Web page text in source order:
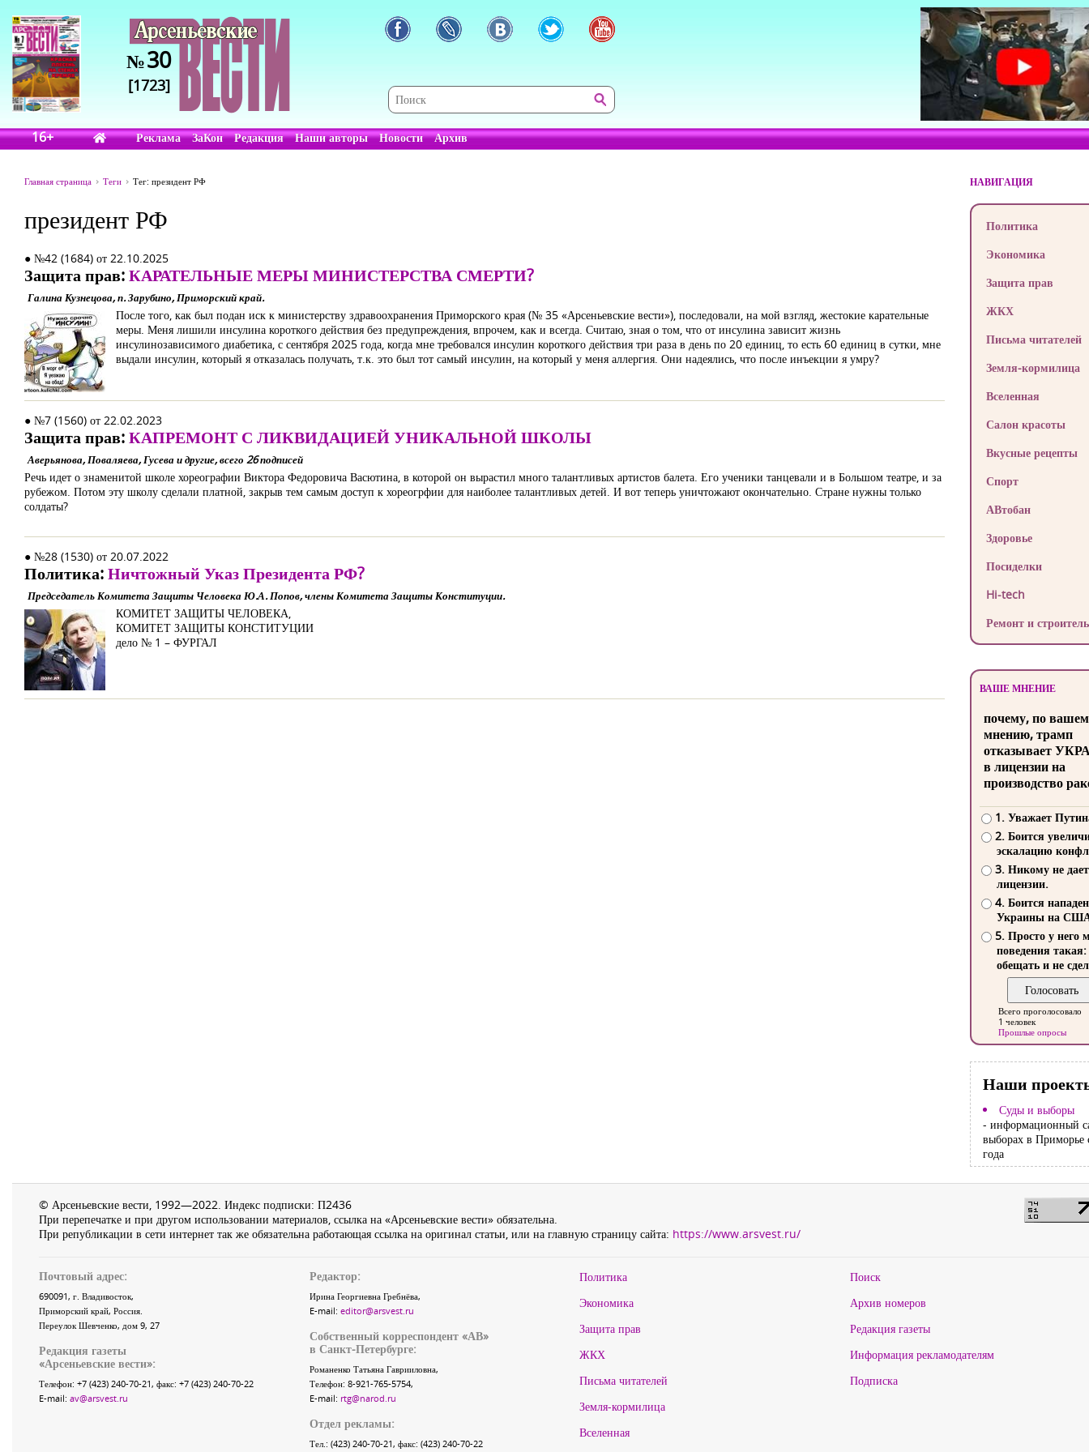
№30
[1723]
16+ Реклама ЗаКон Редакция Наши авторы Новости Архив
Главная страница Теги Тег: президент РФ
президент РФ
● №42 (1684) от 22.10.2025
Защита прав:КАРАТЕЛЬНЫЕ МЕРЫ МИНИСТЕРСТВА СМЕРТИ?
Галина Кузнецова, п. Зарубино, Приморский край.
После того, как был подан иск к министерству здравоохранения Приморского края (№ 35 «Арсеньевские вести»), последовали, на мой взгляд, жестокие карательные
меры. Меня лишили инсулина короткого действия без предупреждения, впрочем, как и всегда. Считаю, зная о том, что от инсулина зависит жизнь
инсулинозависимого диабетика, с сентября 2025 года, когда мне требовался инсулин короткого действия три раза в день по 20 единиц, то есть 60 единиц в сутки, мне
выдали инсулин, который я отказалась получать, т.к. это был тот самый инсулин, на который у меня аллергия. Они надеялись, что после инъекции я умру?
● №7 (1560) от 22.02.2023
Защита прав:КАПРЕМОНТ С ЛИКВИДАЦИЕЙ УНИКАЛЬНОЙ ШКОЛЫ
Аверьянова, Поваляева, Гусева и другие, всего 26 подписей
Речь идет о знаменитой школе хореографии Виктора Федоровича Васютина, в которой он вырастил много талантливых артистов балета. Его ученики танцевали и в Большом театре, и за
рубежом. Потом эту школу сделали платной, закрыв тем самым доступ к хореогрфии для наиболее талантливых детей. И вот теперь уничтожают окончательно. Стране нужны только
солдаты?
● №28 (1530) от 20.07.2022
Политика:Ничтожный Указ Президента РФ?
Председатель Комитета Защиты Человека Ю.А. Попов, члены Комитета Защиты Конституции.
КОМИТЕТ ЗАЩИТЫ ЧЕЛОВЕКА,
КОМИТЕТ ЗАЩИТЫ КОНСТИТУЦИИ
дело № 1 – ФУРГАЛ
НАВИГАЦИЯ
Политика
Экономика
Защита прав
ЖКХ
Письма читателей
Земля-кормилица
Вселенная
Салон красоты
Вкусные рецепты
Спорт
АВтобан
Здоровье
Посиделки
Hi-tech
Ремонт и
ВАШЕ МНЕНИЕ
почему, по
мнению, трамп
отказывает
в лицензии на
производство
1. Уважает
2. Боится
эскалацию
3. Никому не
лицензии.
4. Боится
Украины на
5. Просто у него
поведения такая:
обещать и не
Всего проголосовало
1 человек
Прошлые опросы
Наши
Суды и выборы
- информационный
выборах в Приморье
года
© Арсеньевские вести, 1992—2022. Индекс подписки: П2436
При перепечатке и при другом использовании материалов, ссылка на «Арсеньевские вести» обязательна.
При републикации в сети интернет так же обязательна работающая ссылка на оригинал статьи, или на главную страницу сайта: https://www.arsvest.ru/
Почтовый адрес:
690091, г. Владивосток,
Приморский край, Россия.
Переулок Шевченко, дом 9, 27
Редакция газеты
«Арсеньевские вести»:
Телефон: +7 (423) 240-70-21, факс: +7 (423) 240-70-22
E-mail: av@arsvest.ru
Редактор:
Ирина Георгиевна Гребнёва,
E-mail: editor@arsvest.ru
Собственный корреспондент «АВ»
в Санкт-Петербурге:
Романенко Татьяна Гаврииловна,
Телефон: 8-921-765-5754,
E-mail: rtg@narod.ru
Отдел рекламы:
Тел.: (423) 240-70-21, факс: (423) 240-70-22
Политика
Экономика
Защита прав
ЖКХ
Письма читателей
Земля-кормилица
Вселенная
Поиск
Архив номеров
Редакция газеты
Информация рекламодателям
Подписка